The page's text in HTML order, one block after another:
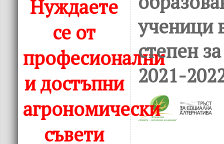
Нуждаете
се от
професионални
и достъпни
агрономически
съвети
ученици
степен
2021-